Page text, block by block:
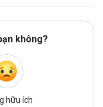
không?
hữu ích